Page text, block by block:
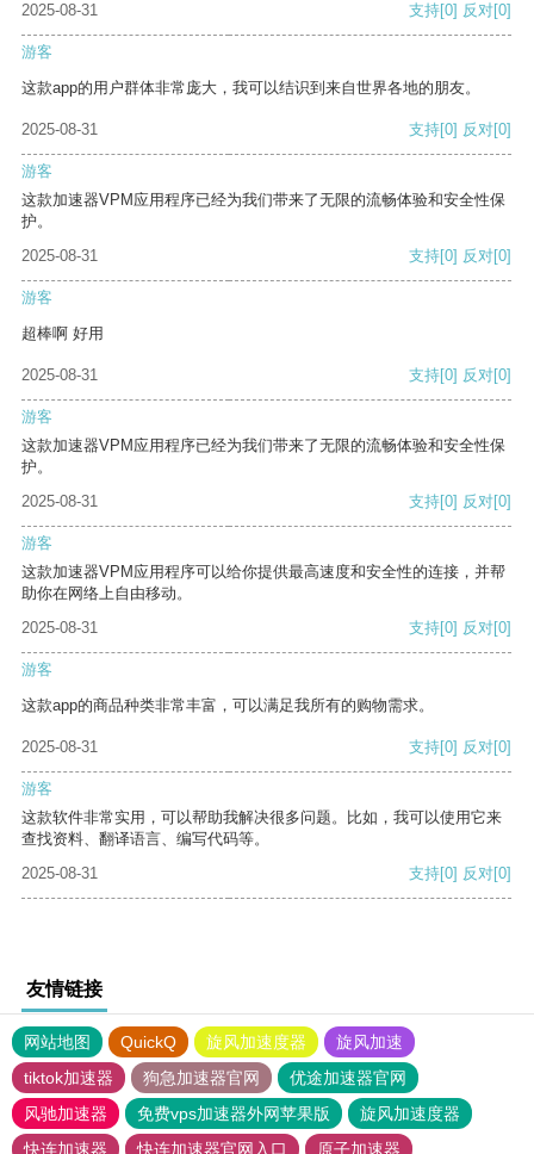
2025-08-31
支持[0] 反对[0]
游客
这款app的用户群体非常庞大，我可以结识到来自世界各地的朋友。
2025-08-31 支持[0] 反对[0]
游客
这款加速器VPM应用程序已经为我们带来了无限的流畅体验和安全性保
护。
2025-08-31
支持[0] 反对[0]
游客
超棒啊 好用
2025-08-31 支持[0] 反对[0]
游客
这款加速器VPM应用程序已经为我们带来了无限的流畅体验和安全性保
护。
2025-08-31
支持[0] 反对[0]
游客
这款加速器VPM应用程序可以给你提供最高速度和安全性的连接，并帮
助你在网络上自由移动。
2025-08-31
支持[0] 反对[0]
游客
这款app的商品种类非常丰富，可以满足我所有的购物需求。
2025-08-31 支持[0] 反对[0]
游客
这款软件非常实用，可以帮助我解决很多问题。比如，我可以使用它来
查找资料、翻译语言、编写代码等。
2025-08-31
支持[0] 反对[0]
友情链接
网站地图 QuickQ 旋风加速度器
旋风加速
tiktok加速器
狗急加速器官网
优途加速器官网
风驰加速器
免费vps加速器外网苹果版
旋风加速度器
快连加速器
快连加速器官网入口 原子加速器